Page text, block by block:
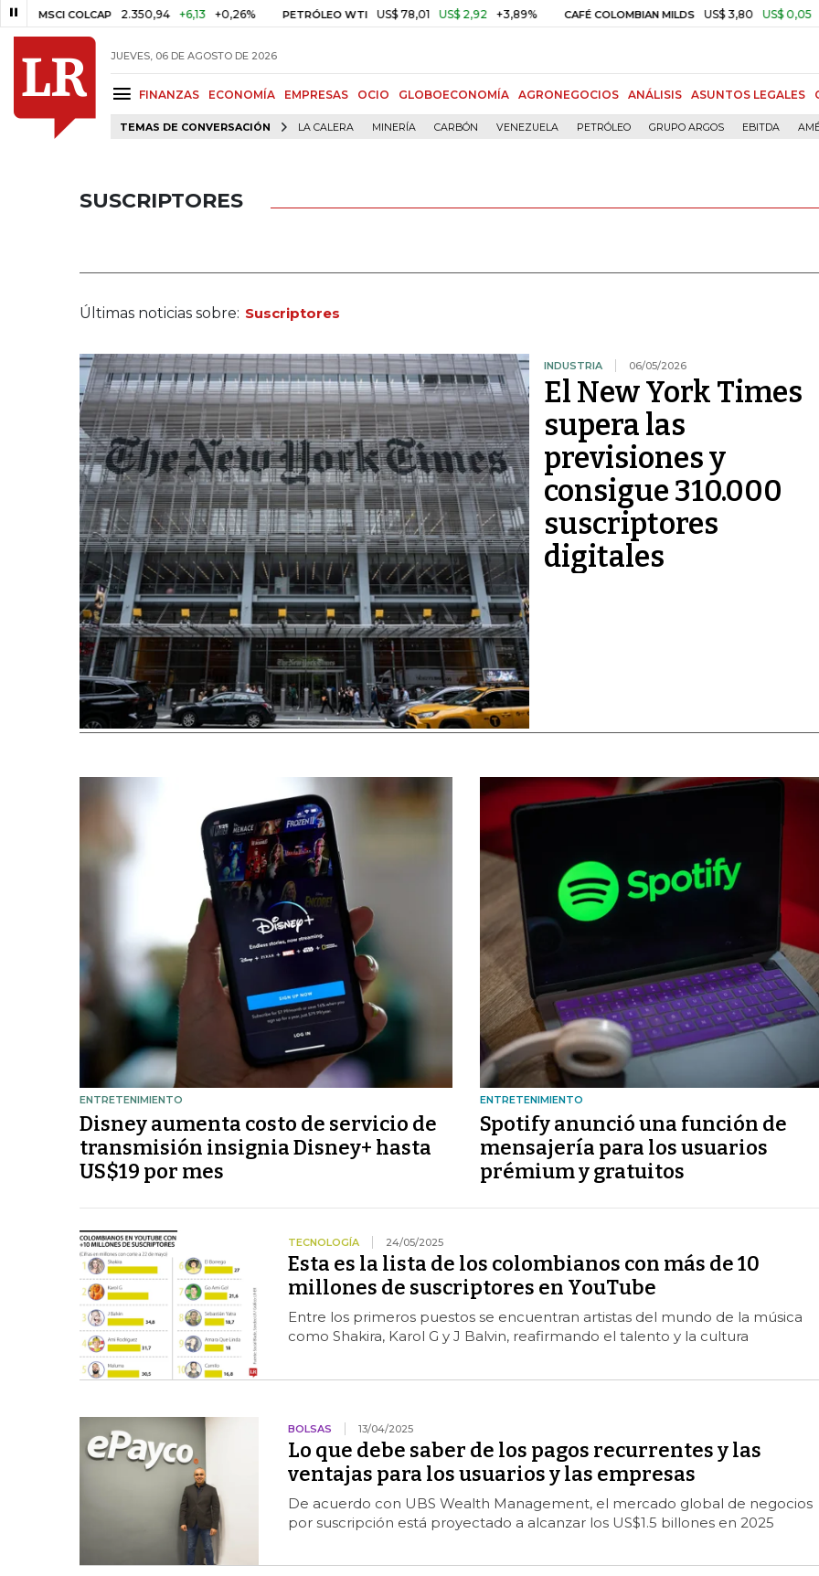
COLCAP 2.350,94 +6,13 +0,26% PETRÓLEO WTI US$ 78,01 US$ 2,92 +3,89% CAFÉ COLOMBIAN MILDS US$ 3,80 US$ 0,05 +1,40%
JUEVES, 06 DE AGOSTO DE 2026
FINANZAS ECONOMÍA EMPRESAS OCIO GLOBOECONOMÍA AGRONEGOCIOS ANÁLISIS ASUNTOS LEGALES
TEMAS DE CONVERSACIÓN LA CALERA MINERÍA CARBÓN VENEZUELA PETRÓLEO GRUPO ARGOS EBITDA
SUSCRIPTORES
Últimas noticias sobre: Suscriptores
INDUSTRIA 06/05/2026
El New York Times
supera las
previsiones y
consigue 310.000
suscriptores
digitales
ENTRETENIMIENTO
Disney aumenta costo de servicio de
transmisión insignia Disney+ hasta
US$19 por mes
ENTRETENIMIENTO
Spotify anunció una función de
mensajería para los usuarios
prémium y gratuitos
TECNOLOGÍA 24/05/2025
Esta es la lista de los colombianos con más de 10
millones de suscriptores en YouTube
Entre los primeros puestos se encuentran artistas del mundo de la música
como Shakira, Karol G y J Balvin, reafirmando el talento y la cultura
BOLSAS 13/04/2025
Lo que debe saber de los pagos recurrentes y las
ventajas para los usuarios y las empresas
De acuerdo con UBS Wealth Management, el mercado global de negocios
por suscripción está proyectado a alcanzar los US$1.5 billones en 2025